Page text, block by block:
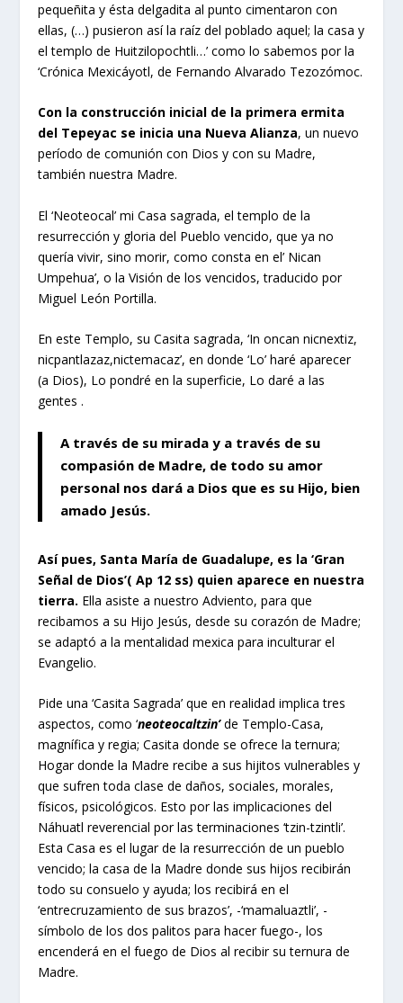
pequeñita y ésta delgadita al punto cimentaron con
ellas, (…) pusieron así la raíz del poblado aquel; la casa y
el templo de Huitzilopochtli…’ como lo sabemos por la
‘Crónica Mexicáyotl, de Fernando Alvarado Tezozómoc.
Con la construcción inicial de la primera ermita
del Tepeyac se inicia una Nueva Alianza, un nuevo
período de comunión con Dios y con su Madre,
también nuestra Madre.
El ‘Neoteocal’ mi Casa sagrada, el templo de la
resurrección y gloria del Pueblo vencido, que ya no
quería vivir, sino morir, como consta en el’ Nican
Umpehua’, o la Visión de los vencidos, traducido por
Miguel León Portilla.
En este Templo, su Casita sagrada, ‘In oncan nicnextiz,
nicpantlazaz,nictemacaz’, en donde ‘Lo’ haré aparecer
(a Dios), Lo pondré en la superficie, Lo daré a las
gentes .
A través de su mirada y a través de su
compasión de Madre, de todo su amor
personal nos dará a Dios que es su Hijo, bien
amado Jesús.
Así pues, Santa María de Guadalupe, es la ‘Gran
Señal de Dios’( Ap 12 ss) quien aparece en nuestra
tierra. Ella asiste a nuestro Adviento, para que
recibamos a su Hijo Jesús, desde su corazón de Madre;
se adaptó a la mentalidad mexica para inculturar el
Evangelio.
Pide una ‘Casita Sagrada’ que en realidad implica tres
aspectos, como ‘neoteocaltzin’de Templo-Casa,
magnífica y regia; Casita donde se ofrece la ternura;
Hogar donde la Madre recibe a sus hijitos vulnerables y
que sufren toda clase de daños, sociales, morales,
físicos, psicológicos. Esto por las implicaciones del
Náhuatl reverencial por las terminaciones ‘tzin-tzintli’.
Esta Casa es el lugar de la resurrección de un pueblo
vencido; la casa de la Madre donde sus hijos recibirán
todo su consuelo y ayuda; los recibirá en el
‘entrecruzamiento de sus brazos’, -‘mamaluaztli’, -
símbolo de los dos palitos para hacer fuego-, los
encenderá en el fuego de Dios al recibir su ternura de
Madre.